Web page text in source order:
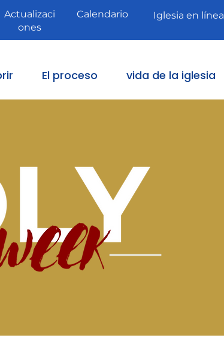
Actualizaci
ones
Calendario Iglesia en línea
El proceso vida de la iglesia